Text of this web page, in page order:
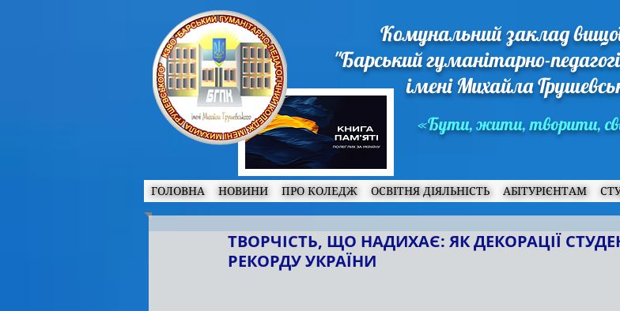
Комунальний заклад
"Барський гуманітарно-
імені Михайла
«Бути, жити, творити,
ГОЛОВНА НОВИНИ ПРО КОЛЕДЖ ОСВІТНЯ ДІЯЛЬНІСТЬ АБІТУРІЄНТАМ
ТВОРЧІСТЬ, ЩО НАДИХАЄ: ЯК ДЕКОРАЦІЇ
РЕКОРДУ УКРАЇНИ